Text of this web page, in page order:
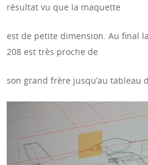
résultat vu que la maquette
est de petite dimension. Au final
208 est très proche de
son grand frère jusqu’au tableau